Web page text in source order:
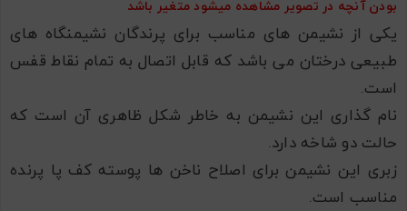
بودن آنچه در تصویر مشاهده میشود متغیر باشد
یکی از نشیمن های مناسب برای پرندگان نشیمنگاه های
طبیعی درختان می باشد که قابل اتصال به تمام نقاط قفس
است.
نام گذاری این نشیمن به خاطر شکل ظاهری آن است که
حالت دو شاخه دارد.
زبری این نشیمن برای اصلاح ناخن ها پوسته کف پا پرنده
مناسب است.